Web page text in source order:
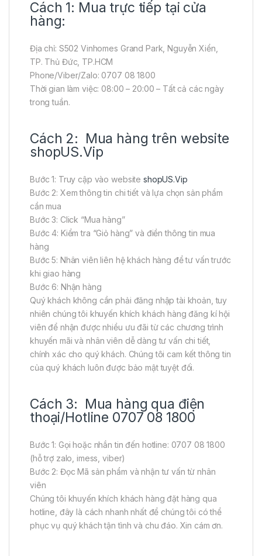
Cách 1: Mua trực tiếp tại cửa
hàng:
Địa chỉ: S502 Vinhomes Grand Park, Nguyễn Xiển,
TP. Thủ Đức, TP.HCM
Phone/Viber/Zalo: 0707 08 1800
Thời gian làm việc: 08:00 – 20:00 – Tất cả các ngày
trong tuần.
Cách 2: Mua hàng trên website
shopUS.Vip
Bước 1: Truy cập vào website shopUS.Vip
Bước 2: Xem thông tin chi tiết và lựa chọn sản phẩm
cần mua
Bước 3: Click “Mua hàng”
Bước 4: Kiểm tra “Giỏ hàng” và điền thông tin mua
hàng
Bước 5: Nhân viên liên hệ khách hàng để tư vấn trước
khi giao hàng
Bước 6: Nhận hàng
Quý khách không cần phải đăng nhập tài khoản, tuy
nhiên chúng tôi khuyến khích khách hàng đăng kí hội
viên để nhận được nhiều ưu đãi từ các chương trình
khuyến mãi và nhân viên dễ dàng tư vấn chi tiết,
chính xác cho quý khách. Chúng tôi cam kết thông tin
của quý khách luôn được bảo mật tuyệt đối.
Cách 3: Mua hàng qua điện
thoại/Hotline 0707 08 1800
Bước 1: Gọi hoặc nhắn tin đến hotline: 0707 08 1800
(hỗ trợ zalo, imess, viber)
Bước 2: Đọc Mã sản phẩm và nhận tư vấn từ nhân
viên
Chúng tôi khuyến khích khách hàng đặt hàng qua
hotline, đây là cách nhanh nhất để chúng tôi có thể
phục vụ quý khách tận tình và chu đáo. Xin cám ơn.